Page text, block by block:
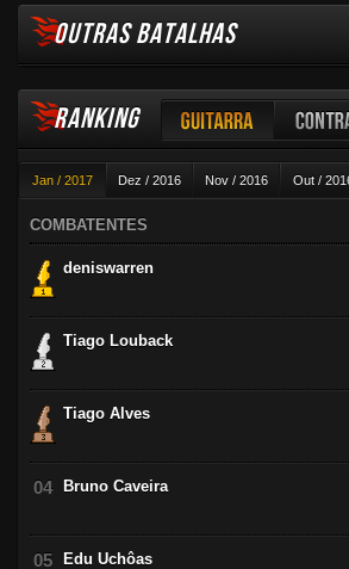
OUTRAS BATALHAS
RANKING
Jan / 2017 Dez / 2016 Nov / 2016 Out /
Ago / 2016 Jul / 2016
Guitarra
COMBATENTES
deniswarren
Tiago Louback
Tiago Alves
Bruno Caveira
Edu Uchôas